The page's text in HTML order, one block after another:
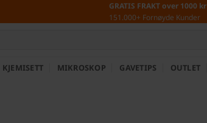
GRATIS FRAKT over 1000 kr
151.000+ Fornøyde Kunder
KJEMISETT MIKROSKOP GAVETIPS OUTLET